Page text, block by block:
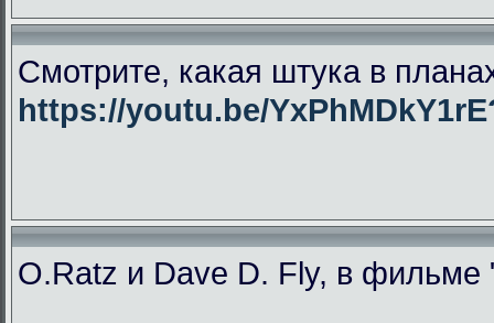
Смотрите, какая штука в
https://youtu.be/
O.Ratz и Dave D. Fly, в